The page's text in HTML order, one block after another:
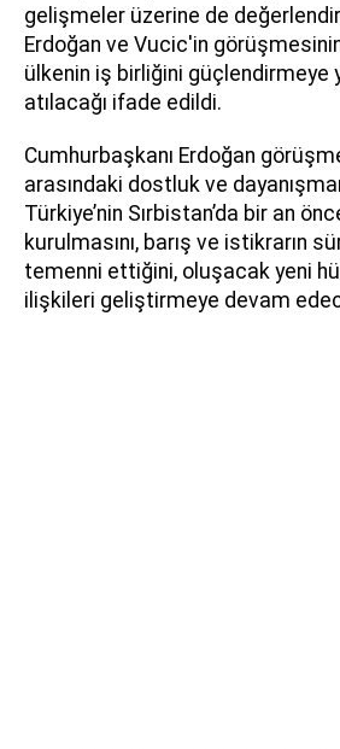
gelişmeler üzerine de
Erdoğan ve Vucic'in
ülkenin iş birliğini güçlendirmeye
atılacağı ifade edildi.
Cumhurbaşkanı Erdoğan
arasındaki dostluk ve
Türkiye’nin Sırbistan’da bir an
kurulmasını, barış ve istikrarın
temenni ettiğini, oluşacak yeni
ilişkileri geliştirmeye devam